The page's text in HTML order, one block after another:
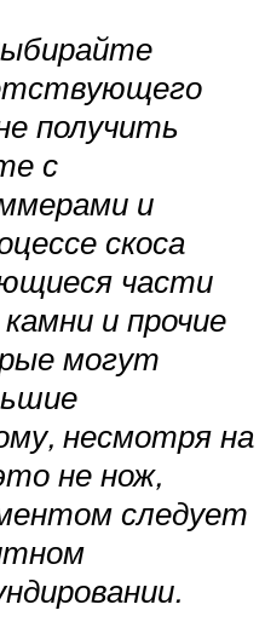
получить
с
и
скоса
части
и прочие
могут
несмотря на
не нож,
следует